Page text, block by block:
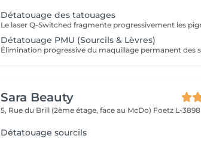
Détatouage des tatouages
Détatouage PMU (Sourcils & Lèvres)
Sara Beauty
5, Rue du Brill (2ème étage, face au McDo) Foetz L-3898
Détatouage sourcils